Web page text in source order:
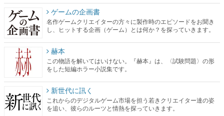
ゲームの企画書
名作ゲームクリエイターの方々に製作時のエピソードをお聞き
し、ヒットする企画（ゲーム）とは何か？を探っていきます。
赫本
この物語を解いてはいけない。『赫本』は、〈試験問題〉の形
をした短編ホラー小説集です。
新世代に訊く
これからのデジタルゲーム市場を担う若きクリエイター達の姿
を追い、彼らのルーツと情熱を探っていきます。